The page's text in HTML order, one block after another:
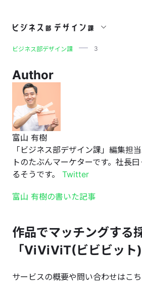
3
ビジネス部デザイン課 3
Author
富山 有樹
「ビジネス部デザイン課」編集担
トのたぶんマーケターです。社長
るそうです。 Twitter
富山 有樹の書いた記事
作品でマッチングする
「ViViViT(ビビビット)
サービスの概要や問い合わせはこ